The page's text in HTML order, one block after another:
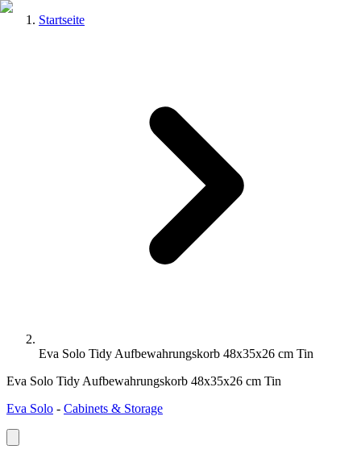
Startseite
Eva Solo Tidy Aufbewahrungskorb 48x35x26 cm Tin
Eva Solo Tidy Aufbewahrungskorb 48x35x26 cm Tin
Eva Solo - Cabinets & Storage